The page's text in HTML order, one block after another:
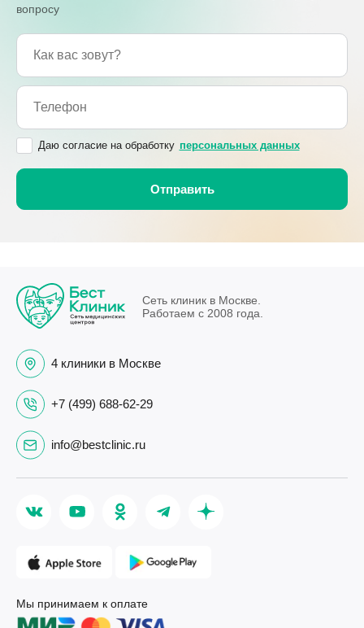
вопросу
Даю согласие на обработку персональных данных
Сеть клиник в Москве.
Работаем с 2008 года.
4 клиники в Москве
+7 (499) 688-62-29
info@bestclinic.ru
Мы принимаем к оплате